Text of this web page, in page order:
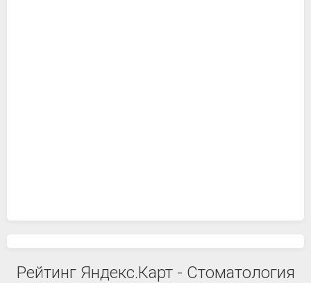
Рейтинг Яндекс.Карт - Стоматология